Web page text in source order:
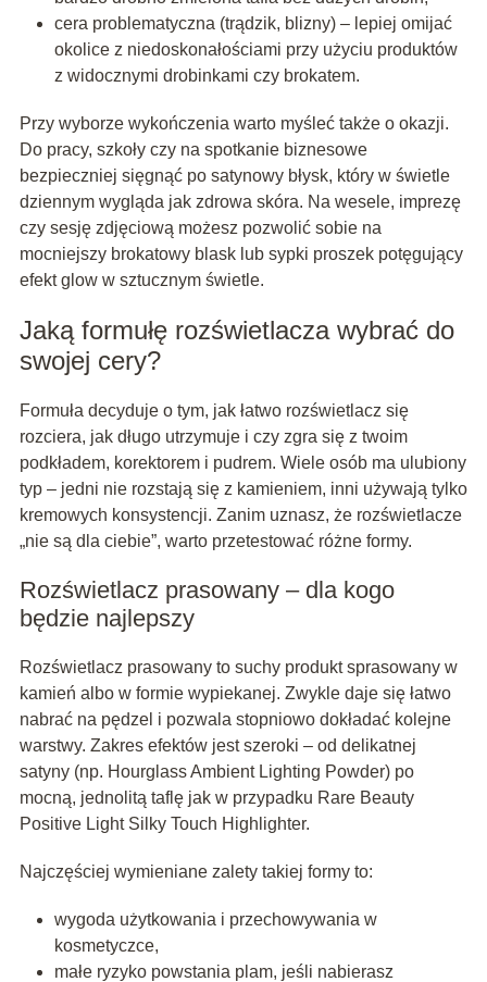
cera problematyczna (trądzik, blizny) – lepiej omijać
okolice z niedoskonałościami przy użyciu produktów
z widocznymi drobinkami czy brokatem.
Przy wyborze wykończenia warto myśleć także o okazji.
Do pracy, szkoły czy na spotkanie biznesowe
bezpieczniej sięgnąć po satynowy błysk, który w świetle
dziennym wygląda jak zdrowa skóra. Na wesele, imprezę
czy sesję zdjęciową możesz pozwolić sobie na
mocniejszy brokatowy blask lub sypki proszek potęgujący
efekt glow w sztucznym świetle.
Jaką formułę rozświetlacza wybrać do
swojej cery?
Formuła decyduje o tym, jak łatwo rozświetlacz się
rozciera, jak długo utrzymuje i czy zgra się z twoim
podkładem, korektorem i pudrem. Wiele osób ma ulubiony
typ – jedni nie rozstają się z kamieniem, inni używają tylko
kremowych konsystencji. Zanim uznasz, że rozświetlacze
„nie są dla ciebie”, warto przetestować różne formy.
Rozświetlacz prasowany – dla kogo
będzie najlepszy
Rozświetlacz prasowany to suchy produkt sprasowany w
kamień albo w formie wypiekanej. Zwykle daje się łatwo
nabrać na pędzel i pozwala stopniowo dokładać kolejne
warstwy. Zakres efektów jest szeroki – od delikatnej
satyny (np. Hourglass Ambient Lighting Powder) po
mocną, jednolitą taflę jak w przypadku Rare Beauty
Positive Light Silky Touch Highlighter.
Najczęściej wymieniane zalety takiej formy to:
wygoda użytkowania i przechowywania w
kosmetyczce,
małe ryzyko powstania plam, jeśli nabierasz